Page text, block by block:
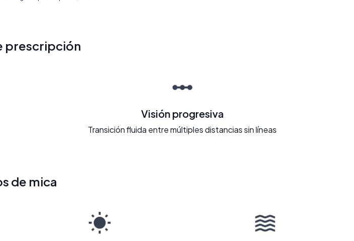
prescripción
Visión progresiva
Transición fluida entre múltiples distancias sin líneas
de mica